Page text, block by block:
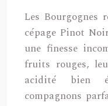
Les Bourgognes
cépage Pinot
une finesse
fruits rouges,
acidité bien
compagnons